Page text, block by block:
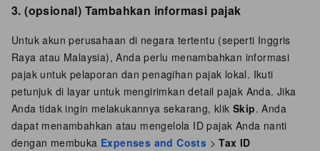
3. (opsional) Tambahkan informasi pajak
Untuk akun perusahaan di negara tertentu (seperti Inggris
Raya atau Malaysia), Anda perlu menambahkan informasi
pajak untuk pelaporan dan penagihan pajak lokal. Ikuti
petunjuk di layar untuk mengirimkan detail pajak Anda. Jika
Anda tidak ingin melakukannya sekarang, klik Skip. Anda
dapat menambahkan atau mengelola ID pajak Anda nanti
dengan membuka Expenses and Costs >Tax ID